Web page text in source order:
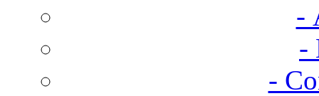
-
-
-